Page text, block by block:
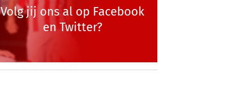
Volg jij ons al op Facebook
en Twitter?